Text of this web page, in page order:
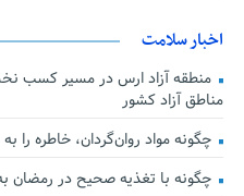
اخبار سلامت
منطقه آزاد ارس در مسیر کسب
مناطق آزاد کشور
چگونه مواد روان‌گردان، خاطره را
چگونه با تغذیه صحیح در رمضان